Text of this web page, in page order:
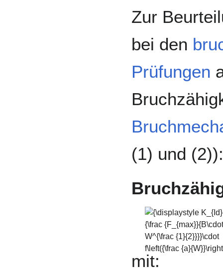
Zur
bei den
Prüfungen
(1) und (2)):
{\displaystyle
K_{Id}={\frac
{F_{max}}
{B\cdot
W^{\frac {1}
{2}}}}\cdot
mit: